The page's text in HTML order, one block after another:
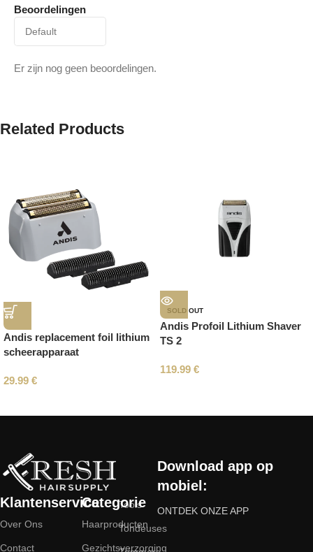
Beoordelingen
Er zijn nog geen beoordelingen.
Related Products
Andis replacement foil lithium
scheerapparaat
29.99 €
SOLD OUT
Andis Profoil Lithium Shaver
TS 2
119.99 €
Klantenservice
Over Ons
Contact
Categorie
Haarproducten
Gezichtsverzorging
Tools
Tondeuses
Download app op
mobiel:
ONTDEK ONZE APP